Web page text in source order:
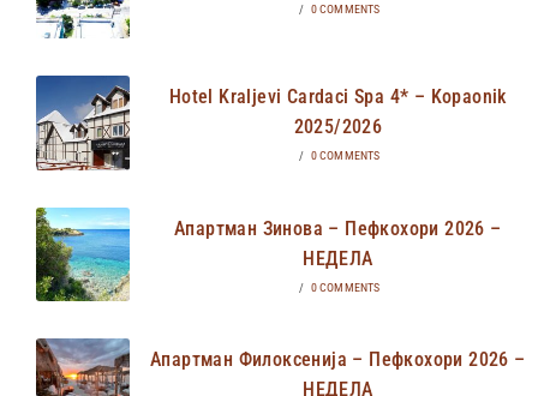
/ 0 COMMENTS
Hotel Kraljevi Cardaci Spa 4* – Kopaonik
2025/2026
/ 0 COMMENTS
Апартман Зинова – Пефкохори 2026 –
НЕДЕЛА
/ 0 COMMENTS
Апартман Филоксенија – Пефкохори 2026 –
НЕДЕЛА